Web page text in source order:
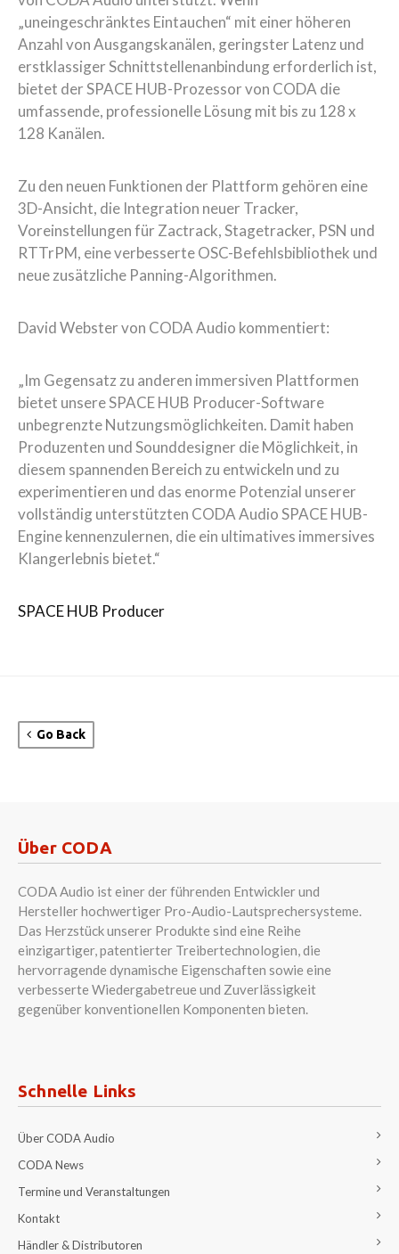
„uneingeschränktes Eintauchen“ mit einer höheren
Anzahl von Ausgangskanälen, geringster Latenz und
erstklassiger Schnittstellenanbindung erforderlich ist,
bietet der SPACE HUB-Prozessor von CODA die
umfassende, professionelle Lösung mit bis zu 128 x
128 Kanälen.
Zu den neuen Funktionen der Plattform gehören eine
3D-Ansicht, die Integration neuer Tracker,
Voreinstellungen für Zactrack, Stagetracker, PSN und
RTTrPM, eine verbesserte OSC-Befehlsbibliothek und
neue zusätzliche Panning-Algorithmen.
David Webster von CODA Audio kommentiert:
„Im Gegensatz zu anderen immersiven Plattformen
bietet unsere SPACE HUB Producer-Software
unbegrenzte Nutzungsmöglichkeiten. Damit haben
Produzenten und Sounddesigner die Möglichkeit, in
diesem spannenden Bereich zu entwickeln und zu
experimentieren und das enorme Potenzial unserer
vollständig unterstützten CODA Audio SPACE HUB-
Engine kennenzulernen, die ein ultimatives immersives
Klangerlebnis bietet.“
SPACE HUB Producer
Go Back
Über CODA
CODA Audio ist einer der führenden Entwickler und
Hersteller hochwertiger Pro-Audio-Lautsprechersysteme.
Das Herzstück unserer Produkte sind eine Reihe
einzigartiger, patentierter Treibertechnologien, die
hervorragende dynamische Eigenschaften sowie eine
verbesserte Wiedergabetreue und Zuverlässigkeit
gegenüber konventionellen Komponenten bieten.
Schnelle Links
Über CODA Audio
CODA News
Termine und Veranstaltungen
Kontakt
Händler & Distributoren